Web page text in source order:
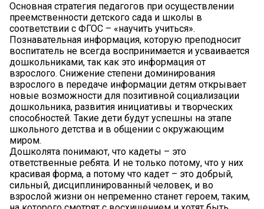
Основная стратегия педагогов при осуществлении
преемственности детского сада и школы в
соответствии с ФГОС – «научить учиться».
Познавательная информация, которую преподносит
воспитатель не всегда воспринимается и усваивается
дошкольниками, так как это информация от
взрослого. Снижение степени доминирования
взрослого в передаче информации детям открывает
новые возможности для позитивной социализации
дошкольника, развития инициативы и творческих
способностей. Такие дети будут успешны на этапе
школьного детства и в общении с окружающим
миром.
Дошколята понимают, что кадеты – это
ответственные ребята. И не только потому, что у них
красивая форма, а потому что кадет – это добрый,
сильный, дисциплинированный человек, и во
взрослой жизни он непременно станет героем, таким,